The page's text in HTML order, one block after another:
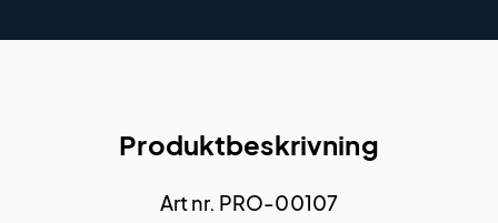
Produktbeskrivning
Art nr. PRO-00107